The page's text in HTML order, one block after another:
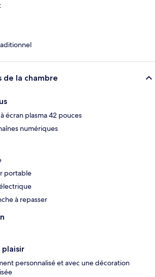
de la chambre
écran plasma 42 pouces
numériques
portable
à repasser
plaisir
personnalisé et avec une décoration